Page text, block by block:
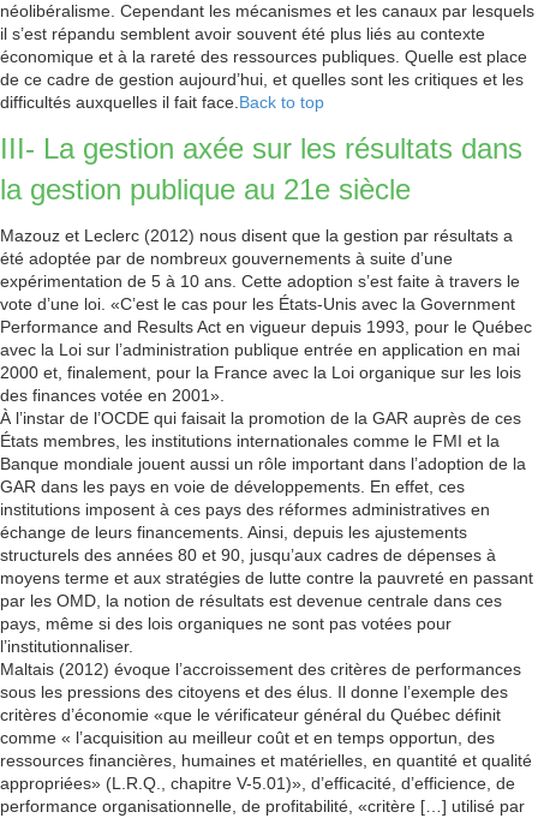
néolibéralisme. Cependant les mécanismes et les canaux par lesquels
il s’est répandu semblent avoir souvent été plus liés au contexte
économique et à la rareté des ressources publiques. Quelle est place
de ce cadre de gestion aujourd’hui, et quelles sont les critiques et les
difficultés auxquelles il fait face.Back to top
III- La gestion axée sur les résultats dans
la gestion publique au 21e siècle
Mazouz et Leclerc (2012) nous disent que la gestion par résultats a
été adoptée par de nombreux gouvernements à suite d’une
expérimentation de 5 à 10 ans. Cette adoption s’est faite à travers le
vote d’une loi. «C’est le cas pour les États-Unis avec la Government
Performance and Results Act en vigueur depuis 1993, pour le Québec
avec la Loi sur l’administration publique entrée en application en mai
2000 et, finalement, pour la France avec la Loi organique sur les lois
des finances votée en 2001».
À l’instar de l’OCDE qui faisait la promotion de la GAR auprès de ces
États membres, les institutions internationales comme le FMI et la
Banque mondiale jouent aussi un rôle important dans l’adoption de la
GAR dans les pays en voie de développements. En effet, ces
institutions imposent à ces pays des réformes administratives en
échange de leurs financements. Ainsi, depuis les ajustements
structurels des années 80 et 90, jusqu’aux cadres de dépenses à
moyens terme et aux stratégies de lutte contre la pauvreté en passant
par les OMD, la notion de résultats est devenue centrale dans ces
pays, même si des lois organiques ne sont pas votées pour
l’institutionnaliser.
Maltais (2012) évoque l’accroissement des critères de performances
sous les pressions des citoyens et des élus. Il donne l’exemple des
critères d’économie «que le vérificateur général du Québec définit
comme « l’acquisition au meilleur coût et en temps opportun, des
ressources financières, humaines et matérielles, en quantité et qualité
appropriées» (L.R.Q., chapitre V-5.01)», d’efficacité, d’efficience, de
performance organisationnelle, de profitabilité, «critère […] utilisé par